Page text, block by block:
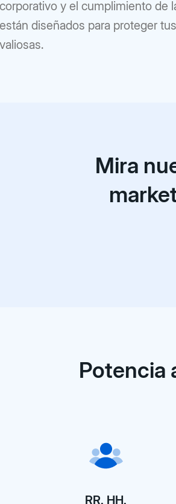
corporativo y el cumplimiento de
están diseñados para proteger
valiosas.
Mira
Potencia
RR. HH.